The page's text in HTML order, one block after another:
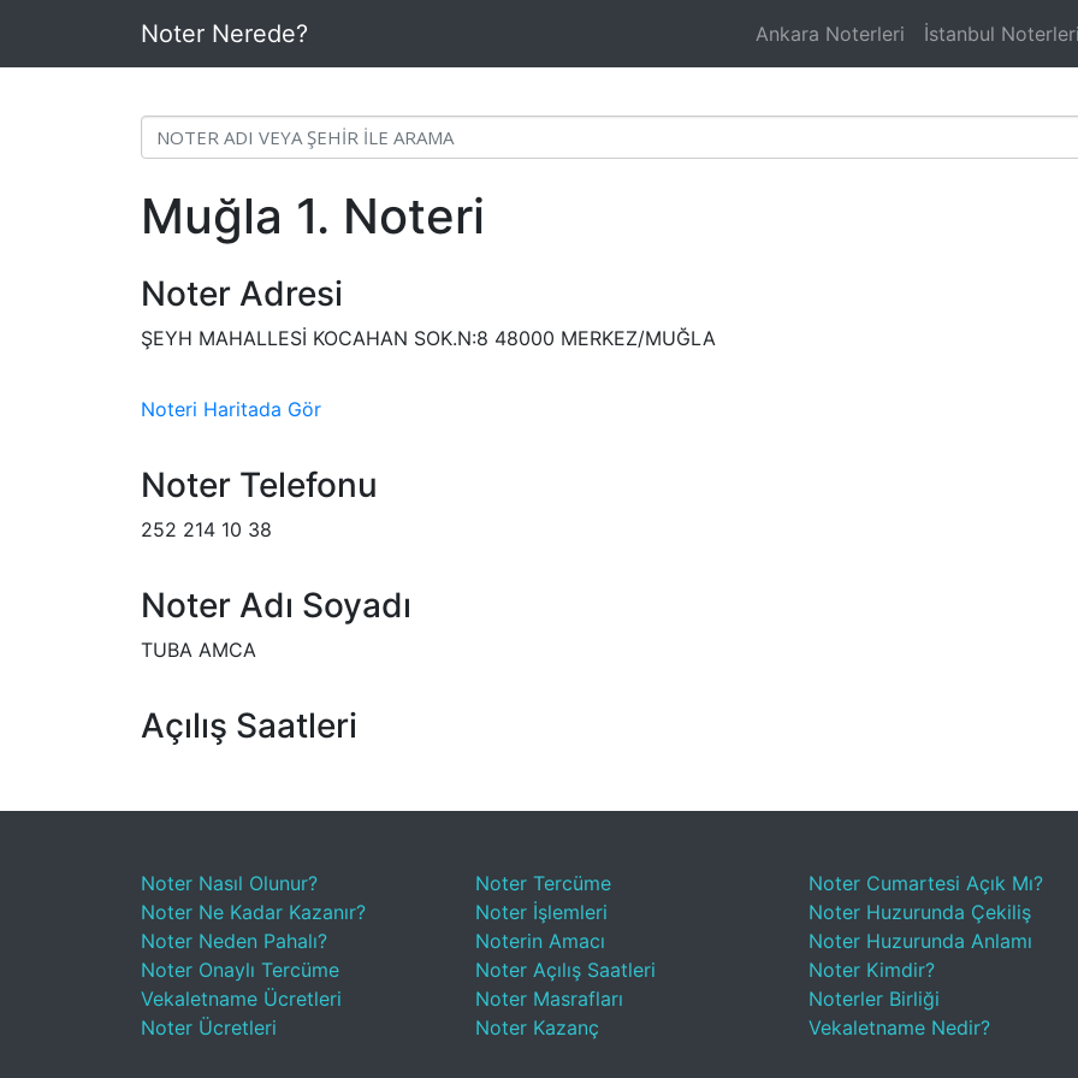
Noter Nerede? Ankara Noterleri İstanbul Noterleri
Muğla 1. Noteri
Noter Adresi
ŞEYH MAHALLESİ KOCAHAN SOK.N:8 48000 MERKEZ/MUĞLA
Noteri Haritada Gör
Noter Telefonu
252 214 10 38
Noter Adı Soyadı
TUBA AMCA
Açılış Saatleri
Noter Nasıl Olunur?
Noter Ne Kadar Kazanır?
Noter Neden Pahalı?
Noter Onaylı Tercüme
Vekaletname Ücretleri
Noter Ücretleri
Noter Tercüme
Noter İşlemleri
Noterin Amacı
Noter Açılış Saatleri
Noter Masrafları
Noter Kazanç
Noter Cumartesi Açık Mı?
Noter Huzurunda Çekiliş
Noter Huzurunda Anlamı
Noter Kimdir?
Noterler Birliği
Vekaletname Nedir?